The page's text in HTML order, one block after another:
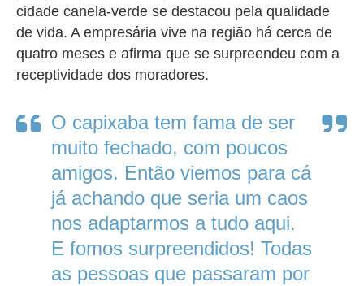
cidade canela-verde se destacou pela qualidade
de vida. A empresária vive na região há cerca de
quatro meses e afirma que se surpreendeu com a
receptividade dos moradores.
O capixaba tem fama de ser
muito fechado, com poucos
amigos. Então viemos para cá
já achando que seria um caos
nos adaptarmos a tudo aqui.
E fomos surpreendidos! Todas
as pessoas que passaram por